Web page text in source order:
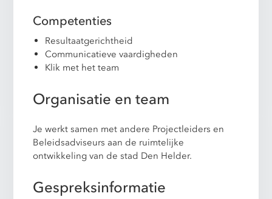
Competenties
Resultaatgerichtheid
Communicatieve vaardigheden
Klik met het team
Organisatie en team
Je werkt samen met andere Projectleiders en
Beleidsadviseurs aan de ruimtelijke
ontwikkeling van de stad Den Helder.
Gespreksinformatie